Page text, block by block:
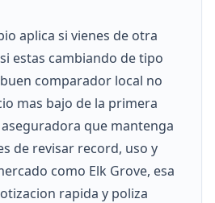
aplica si vienes de otra
estas cambiando de tipo
comparador local no
mas bajo de la primera
que mantenga
de revisar record, uso y
como Elk Grove, esa
rapida y poliza